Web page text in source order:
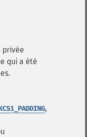
qui a été
,